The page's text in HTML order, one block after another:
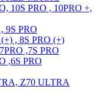
10S PRO , 10PRO +,
9S PRO
, 8S PRO (+)
,7S PRO
,6S PRO
Z70 ULTRA